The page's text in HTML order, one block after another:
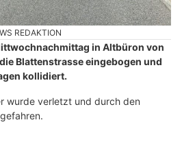
REDAKTION
in Altbüron von
Blattenstrasse eingebogen und
kollidiert.
wurde verletzt und durch den